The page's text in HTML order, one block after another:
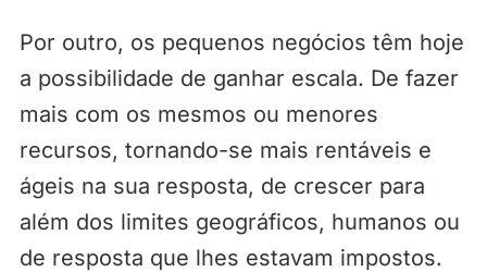
Por outro, os pequenos negócios têm hoje
a possibilidade de ganhar escala. De fazer
mais com os mesmos ou menores
recursos, tornando-se mais rentáveis e
ágeis na sua resposta, de crescer para
além dos limites geográficos, humanos ou
de resposta que lhes estavam impostos.